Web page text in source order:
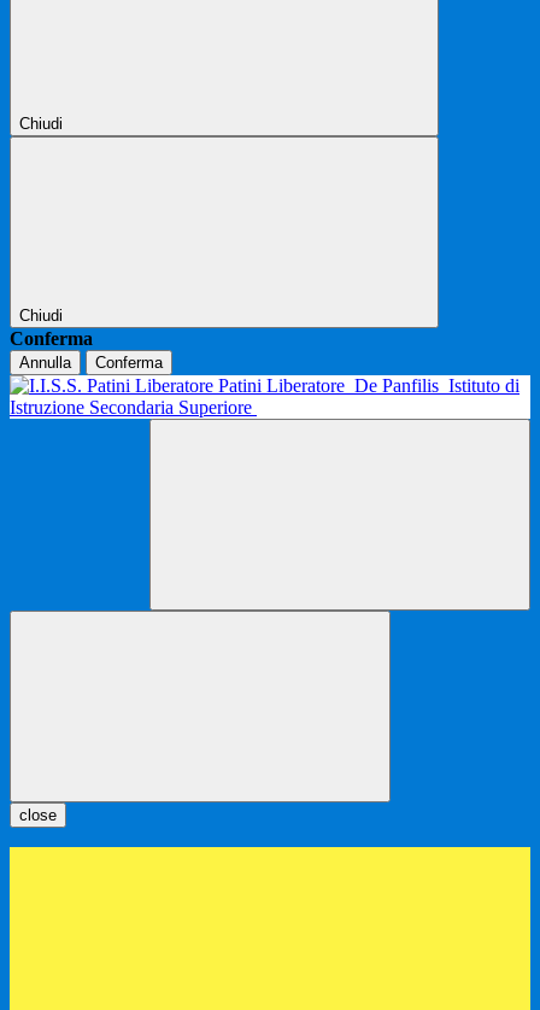
Chiudi
Chiudi
Conferma
Annulla Conferma
Patini Liberatore De Panfilis Istituto di
Istruzione Secondaria Superiore
close